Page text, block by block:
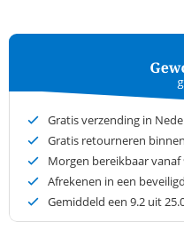
Gratis verzending in
Gratis retourneren
Morgen bereikbaar vanaf
Afrekenen in een
Gemiddeld een 9.2 uit